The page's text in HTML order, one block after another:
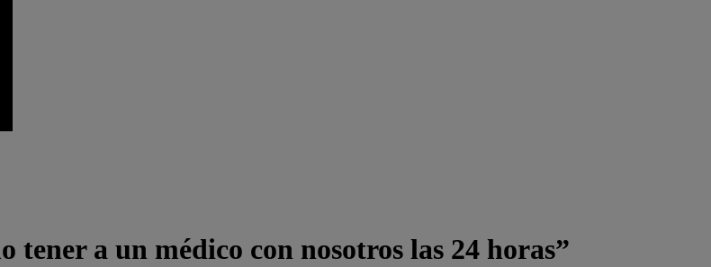
tener a un médico con nosotros las 24 horas”